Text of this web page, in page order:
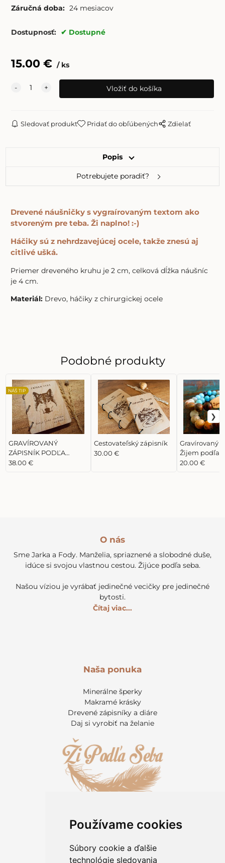
Používame cookies
Súbory cookie a ďalšie
technológie sledovania
Záručná doba: 24 mesiacov
Dostupnosť: Dostupné
15.00 € ks
Sledovať produkt Pridať do obľúbených Zdielať
Popis
Potrebujete poradiť?
Drevené náušničky s vygraírovaným textom ako
stvoreným pre teba. Ži naplno! :-)
Háčiky sú z nehrdzavejúcej ocele, takže znesú aj
citlivé ušká.
Priemer dreveného kruhu je 2 cm, celková dĺžka náušníc
je 4 cm.
Materiál: Drevo, háčiky z chirurgickej ocele
Podobné produkty
GRAVÍROVANÝ
ZÁPISNÍK PODĽA
TVOJHO ŽELANIA
NÁŠ TIP
38.00 €
Cestovateľský zápisník
30.00 €
Gravírovaný
Žijem podľa
20.00 €
O nás
Sme Jarka a Fody. Manželia, spriaznené a slobodné duše,
idúce si svojou vlastnou cestou. Žijúce podľa seba.
Našou víziou je vyrábať jedinečné vecičky pre jedinečné
bytosti.
Čítaj viac...
Naša ponuka
Minerálne šperky
Makramé krásky
Drevené zápisníky a diáre
Daj si vyrobiť na želanie
Informácie pre zákazníkov
Kontakt
O kameňoch